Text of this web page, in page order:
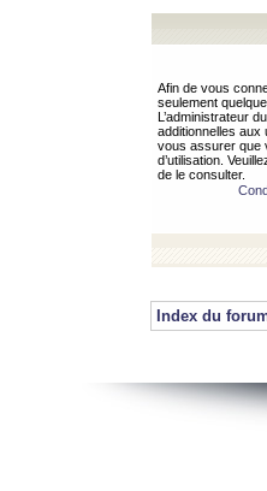
Afin de vous
seulement
L’administrateur
additionnelles aux
vous assurer que
d’utilisation.
de le consulter.
Index du